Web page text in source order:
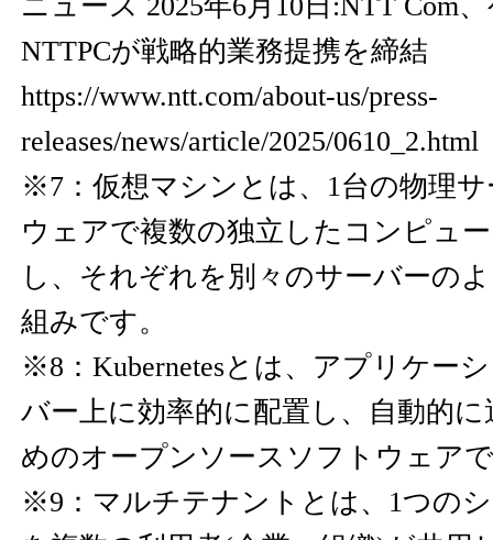
NTTPCが戦略的業務提携を締結
https://www.ntt.com/about-us/press-
releases/news/article/2025/0610_2.html
※7：仮想マシンとは、1台の物理
ウェアで複数の独立したコンピュ
し、それぞれを別々のサーバーの
組みです。
※8：Kubernetesとは、アプリケー
バー上に効率的に配置し、自動的
めのオープンソースソフトウェア
※9：マルチテナントとは、1つの